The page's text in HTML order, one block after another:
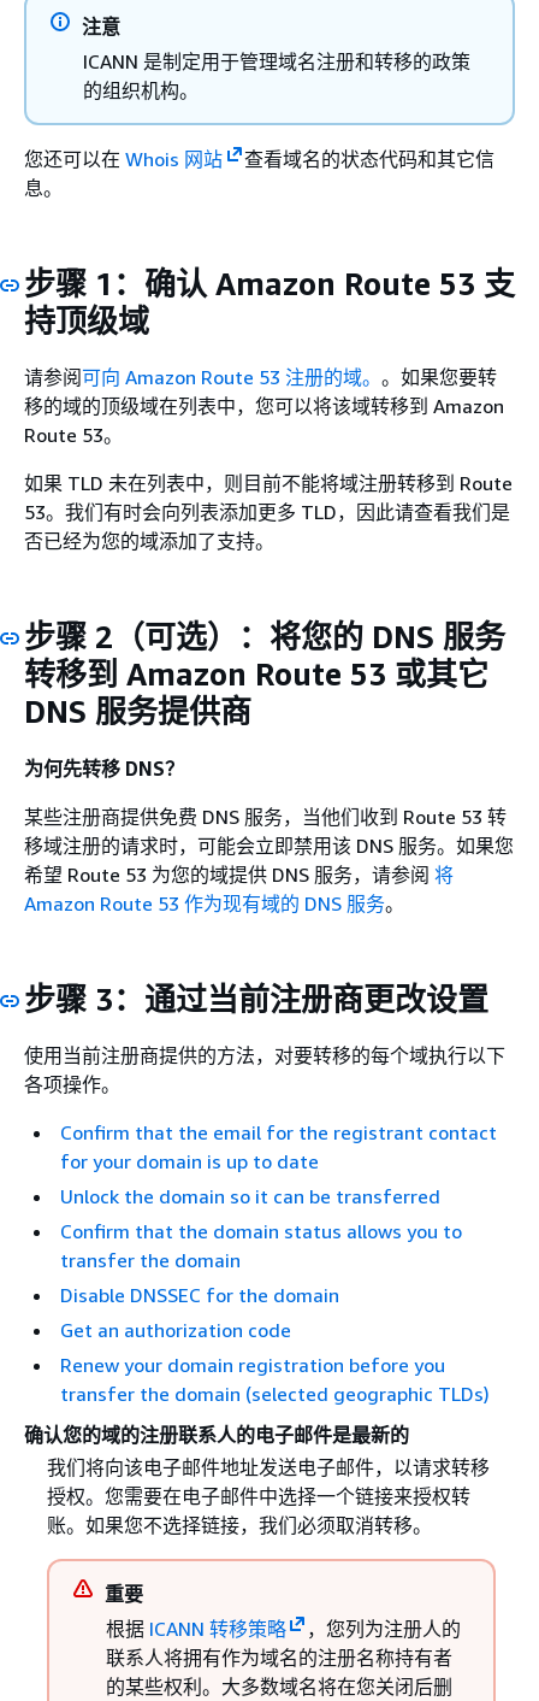
注意
ICANN 是制定用于管理域名注册和转移的政策
的组织机构。
您还可以在 Whois 网站
查看域名的状态代码和其它信
息。
步骤 1：确认 Amazon Route 53 支
持顶级域
请参阅可向 Amazon Route 53 注册的域。 。如果您要转
移的域的顶级域在列表中，您可以将该域转移到 Amazon
Route 53。
如果 TLD 未在列表中，则目前不能将域注册转移到 Route
53。我们有时会向列表添加更多 TLD，因此请查看我们是
否已经为您的域添加了支持。
步骤 2（可选）：将您的 DNS 服务
转移到 Amazon Route 53 或其它
DNS 服务提供商
为何先转移 DNS？
某些注册商提供免费 DNS 服务，当他们收到 Route 53 转
移域注册的请求时，可能会立即禁用该 DNS 服务。如果您
希望 Route 53 为您的域提供 DNS 服务，请参阅 将
Amazon Route 53 作为现有域的 DNS 服务。
步骤 3：通过当前注册商更改设置
使用当前注册商提供的方法，对要转移的每个域执行以下
各项操作。
Confirm that the email for the registrant contact
for your domain is up to date
Unlock the domain so it can be transferred
Confirm that the domain status allows you to
transfer the domain
Disable DNSSEC for the domain
Get an authorization code
Renew your domain registration before you
transfer the domain (selected geographic TLDs)
确认您的域的注册联系人的电子邮件是最新的
我们将向该电子邮件地址发送电子邮件，以请求转移
授权。您需要在电子邮件中选择一个链接来授权转
账。如果您不选择链接，我们必须取消转移。
重要
根据 ICANN 转移策略
，您列为注册人的
联系人将拥有作为域名的注册名称持有者
的某些权利。大多数域名将在您关闭后删